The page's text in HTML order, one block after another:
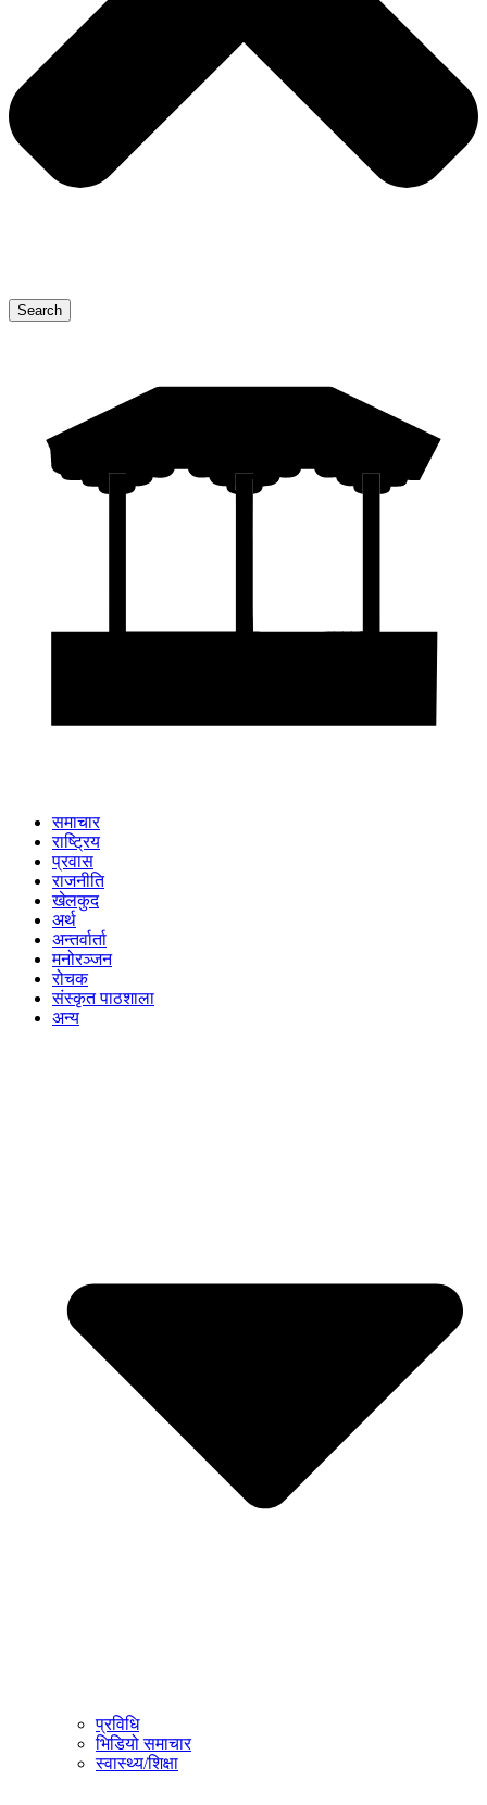
Search
समाचार
राष्ट्रिय
प्रवास
राजनीति
खेलकुद
अर्थ
अन्तर्वार्ता
मनोरञ्जन
रोचक
संस्कृत पाठशाला
अन्य
प्रविधि
भिडियो समाचार
स्वास्थ्य/शिक्षा